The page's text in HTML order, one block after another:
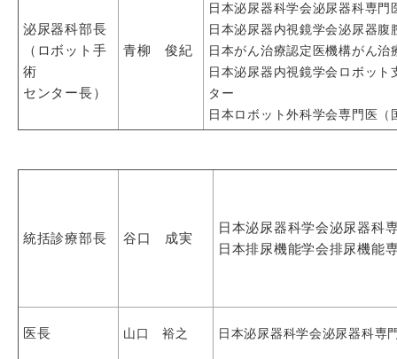
泌尿器科部長
（ロボット手
術
センター長）
青柳 俊紀
日本泌尿器科学会泌尿器科専門
日本泌尿器内視鏡学会泌尿器腹
日本がん治療認定医機構がん治
日本泌尿器内視鏡学会ロボット
ター
日本ロボット外科学会専門医（
統括診療部長 谷口 成実
日本泌尿器科学会泌尿器科
日本排尿機能学会排尿機能
医長 山口 裕之 日本泌尿器科学会泌尿器科専